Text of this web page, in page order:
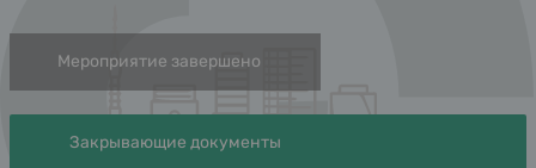
Мероприятие завершено
Закрывающие документы